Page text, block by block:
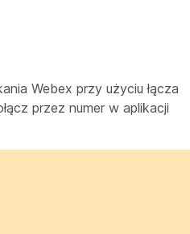
Webex przy użyciu łącza
przez numer w aplikacji